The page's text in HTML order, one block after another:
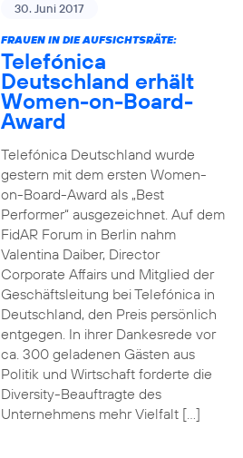
30. Juni 2017
FRAUEN IN DIE AUFSICHTSRÄTE:
Telefónica
Deutschland erhält
Women-on-Board-
Award
Telefónica Deutschland wurde
gestern mit dem ersten Women-
on-Board-Award als „Best
Performer“ ausgezeichnet. Auf dem
FidAR Forum in Berlin nahm
Valentina Daiber, Director
Corporate Affairs und Mitglied der
Geschäftsleitung bei Telefónica in
Deutschland, den Preis persönlich
entgegen. In ihrer Dankesrede vor
ca. 300 geladenen Gästen aus
Politik und Wirtschaft forderte die
Diversity-Beauftragte des
Unternehmens mehr Vielfalt […]